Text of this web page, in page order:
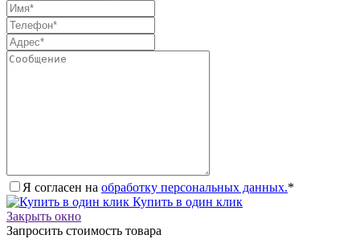
Я согласен на обработку персональных данных.*
Купить в один клик
Закрыть окно
Запросить стоимость товара